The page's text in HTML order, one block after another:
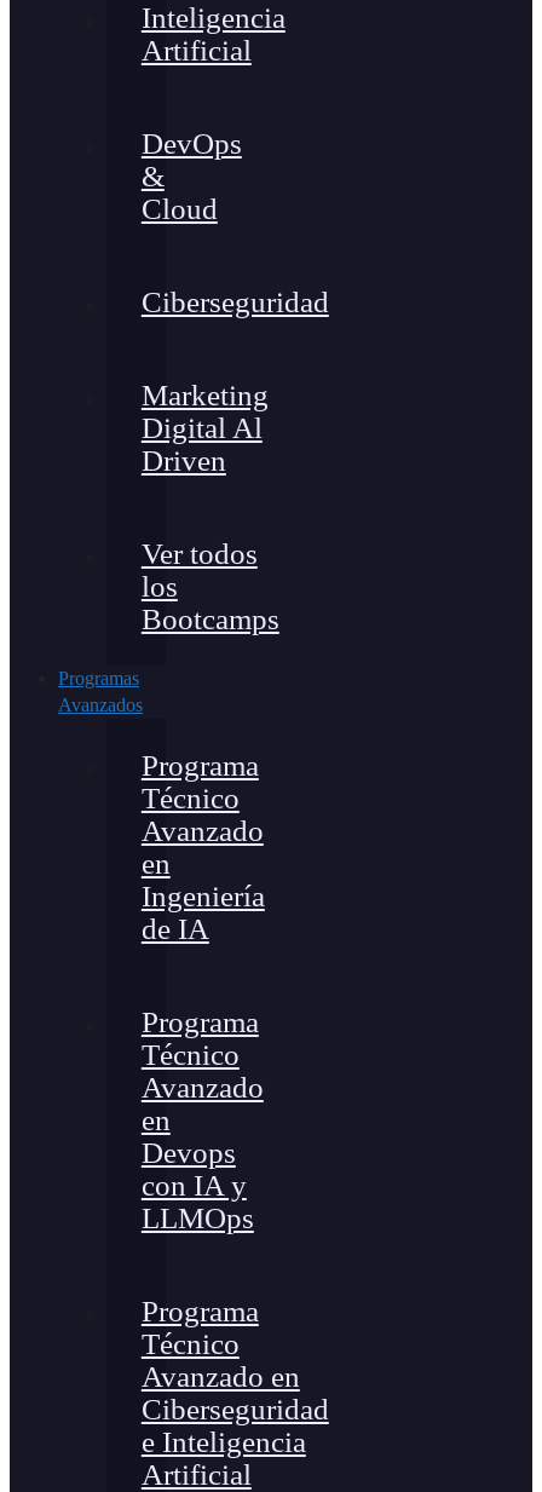
Inteligencia
Artificial
DevOps
&
Cloud
Ciberseguridad
Marketing
Digital Al
Driven
Ver todos
los
Bootcamps
Programas
Avanzados
Programa
Técnico
Avanzado
en
Ingeniería
de IA
Programa
Técnico
Avanzado
en
Devops
con IA y
LLMOps
Programa
Técnico
Avanzado en
Ciberseguridad
e Inteligencia
Artificial